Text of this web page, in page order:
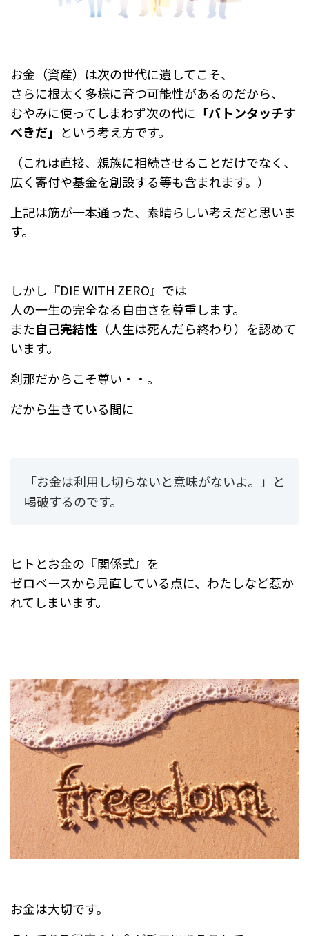
お金（資産）は次の世代に遺してこそ、
さらに根太く多様に育つ可能性があるのだから、
むやみに使ってしまわず次の代に 「バトンタッチす
べきだ」 という考え方です。
（これは直接、親族に相続させることだけでなく、
広く寄付や基金を創設する等も含まれます。）
上記は筋が一本通った、素晴らしい考えだと思いま
す。
しかし『DIE WITH ZERO』では
人の一生の完全なる自由さを尊重します。
また自己完結性 （人生は死んだら終わり）を認めて
います。
刹那だからこそ尊い・・。
だから生きている間に
「お金は利用し切らないと意味がないよ。」と
喝破するのです。
ヒトとお金の『関係式』を
ゼロベースから見直している点に、わたしなど惹か
れてしまいます。
お金は大切です。